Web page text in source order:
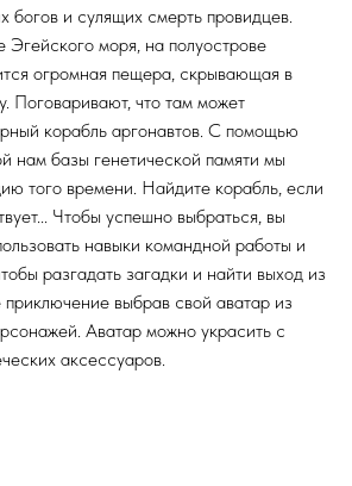
богов и сулящих смерть провидцев.
Эгейского моря, на полуострове
огромная пещера, скрывающая в
Поговаривают, что там может
корабль аргонавтов. С помощью
нам базы генетической памяти мы
того времени. Найдите корабль, если
Чтобы успешно выбраться, вы
навыки командной работы и
разгадать загадки и найти выход из
выбрав свой аватар из
Аватар можно украсить с
аксессуаров.